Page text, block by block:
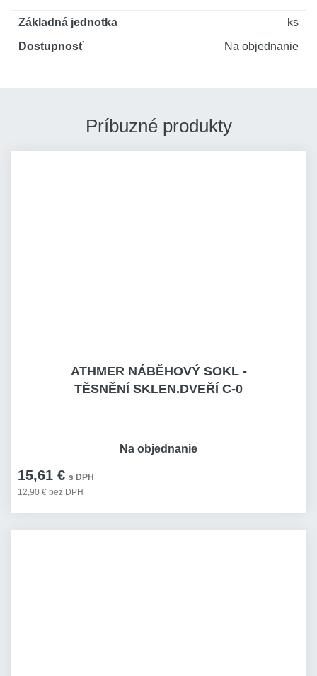
Základná jednotka
ks
Dostupnosť
Na objednanie
Príbuzné produkty
ATHMER NÁBĚHOVÝ SOKL -
TĚSNĚNÍ SKLEN.DVEŘÍ C-0
15,61 € s DPH
12,90 € bez DPH
Na objednanie